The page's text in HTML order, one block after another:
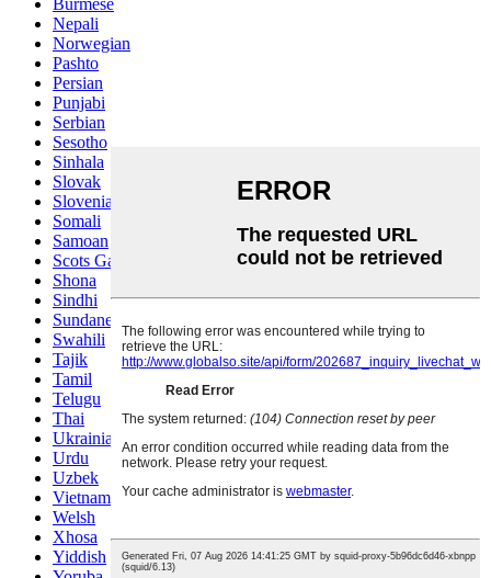
Nepali
Norwegian
Pashto
Persian
Punjabi
Serbian
Sesotho
Sinhala
Slovak
Slovenian
Somali
Samoan
Scots Gaelic
Shona
Sindhi
Sundanese
Swahili
Tajik
Tamil
Telugu
Thai
Ukrainian
Urdu
Uzbek
Vietnamese
Welsh
Xhosa
Yiddish